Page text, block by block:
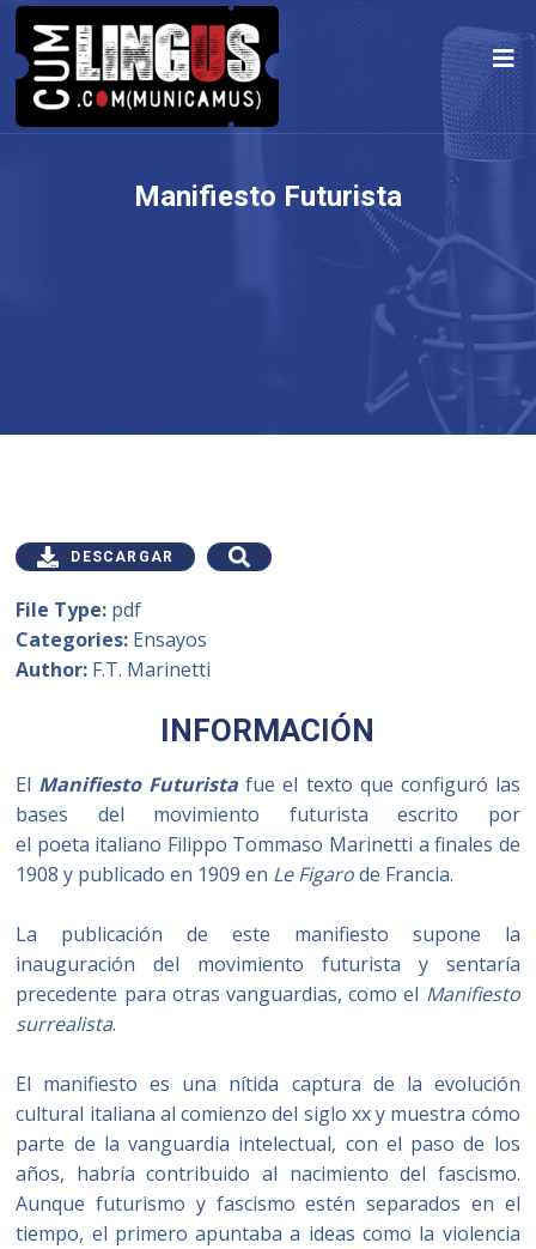
Manifiesto Futurista
INFORMACIÓN
El Manifiesto Futurista fue el texto que configuró las
bases del movimiento futurista escrito por
el poeta italiano Filippo Tommaso Marinetti a finales de
1908 y publicado en 1909 en Le Figarode Francia.
La publicación de este manifiesto supone la
inauguración del movimiento futurista y sentaría
precedente para otras vanguardias, como el Manifiesto
surrealista.
El manifiesto es una nítida captura de la evolución
cultural italiana al comienzo del siglo xx y muestra cómo
parte de la vanguardia intelectual, con el paso de los
años, habría contribuido al nacimiento del fascismo.
Aunque futurismo y fascismo estén separados en el
tiempo, el primero apuntaba a ideas como la violencia
DESCARGAR
File Type: pdf
Categories: Ensayos
Author: F.T. Marinetti